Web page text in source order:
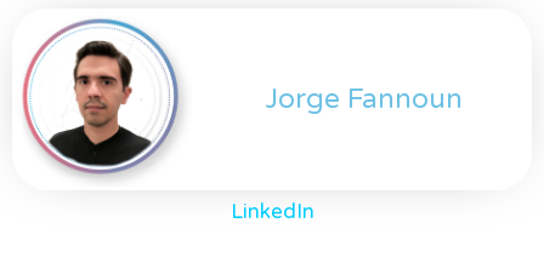
Jorge Fannoun
LinkedIn